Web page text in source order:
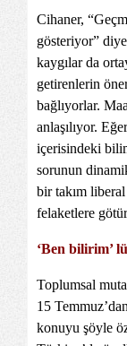
Cihaner,
gösteriyor”
kaygılar da
getirenlerin
bağlıyorlar.
anlaşılıyor.
içerisindeki
sorunun
bir takım
felaketlere
‘Ben bilirim’
Toplumsal
15
konuyu şöyle